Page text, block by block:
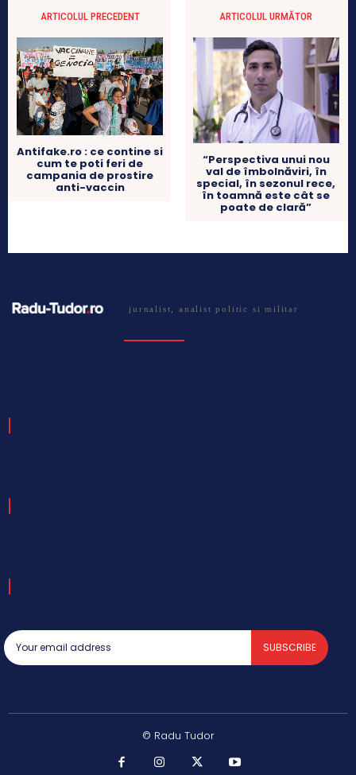
ARTICOLUL PRECEDENT
Antifake.ro : ce contine si
cum te poti feri de
campania de prostire
anti-vaccin
ARTICOLUL URMĂTOR
“Perspectiva unui nou
val de îmbolnăviri, în
special, în sezonul rece,
în toamnă este cât se
poate de clară”
jurnalist, analist politic si militar
SUBSCRIBE
© Radu Tudor